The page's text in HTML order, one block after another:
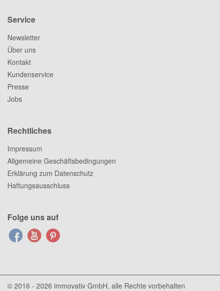
Service
Newsletter
Über uns
Kontakt
Kundenservice
Presse
Jobs
Rechtliches
Impressum
Allgemeine Geschäftsbedingungen
Erklärung zum Datenschutz
Haftungsausschluss
Folge uns auf
© 2016 - 2026 immovativ GmbH, alle Rechte vorbehalten